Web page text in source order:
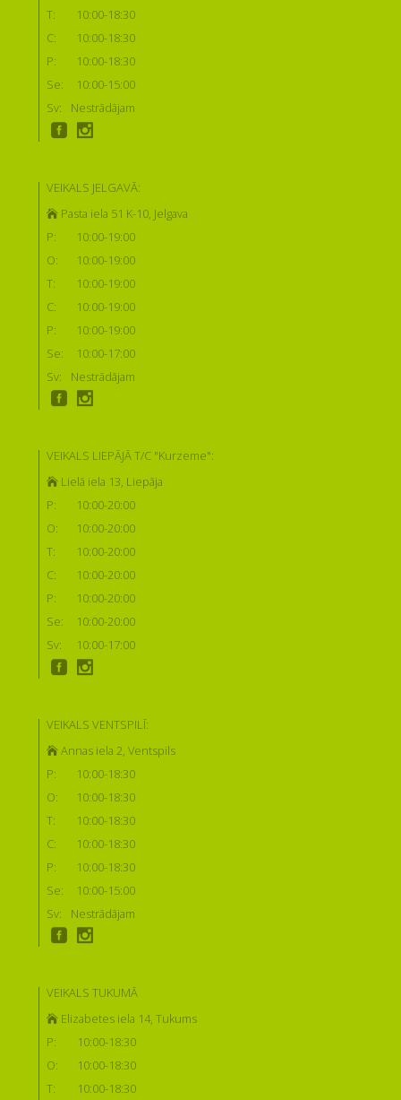
T:
10:00-18:30
C:
10:00-18:30
P:
10:00-18:30
Se:
10:00-15:00
Sv:
Nestrādājam
VEIKALS JELGAVĀ:
Pasta iela 51 K-10, Jelgava
P:
10:00-19:00
O:
10:00-19:00
T:
10:00-19:00
C:
10:00-19:00
P:
10:00-19:00
Se:
10:00-17:00
Sv:
Nestrādājam
VEIKALS LIEPĀJĀ T/C "Kurzeme":
Lielā iela 13, Liepāja
P:
10:00-20:00
O:
10:00-20:00
T:
10:00-20:00
C:
10:00-20:00
P:
10:00-20:00
Se:
10:00-20:00
Sv:
10:00-17:00
VEIKALS VENTSPILĪ:
Annas iela 2, Ventspils
P:
10:00-18:30
O:
10:00-18:30
T:
10:00-18:30
C:
10:00-18:30
P:
10:00-18:30
Se:
10:00-15:00
Sv:
Nestrādājam
VEIKALS TUKUMĀ
Elizabetes iela 14, Tukums
P:
10:00-18:30
O:
10:00-18:30
T:
10:00-18:30